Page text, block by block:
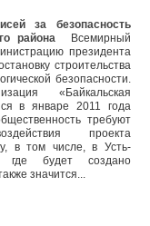
за безопасность
района Всемирный
президента
строительства
безопасности.
«Байкальская
в январе 2011 года
требуют
проекта
в том числе, в Усть-
где будет создано
значится...